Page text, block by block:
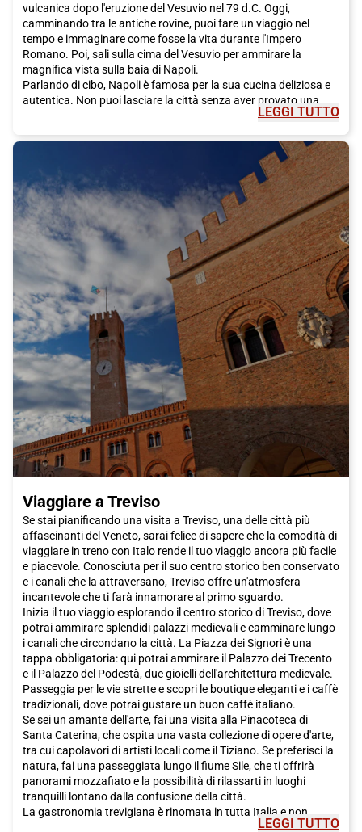
vulcanica dopo l'eruzione del Vesuvio nel 79 d.C. Oggi,
camminando tra le antiche rovine, puoi fare un viaggio nel
tempo e immaginare come fosse la vita durante l'Impero
Romano. Poi, sali sulla cima del Vesuvio per ammirare la
magnifica vista sulla baia di Napoli.
Parlando di cibo, Napoli è famosa per la sua cucina deliziosa e
autentica. Non puoi lasciare la città senza aver provato una
vera pizza napoletana. Fai una sosta in una delle pizzerie
formaggio fuso e la crosta morbida. Assaggia anche la famosa
pasta con le vongole, il ragù napoletano e gli arancini, sfiziose
palline di riso ripiene. E per dolce, non dimenticare di provare la
sfogliatella o il babà, dolci tradizionali napoletani.
Per rilassarti e goderti il sole, fai una visita alla famosa spiaggia
di Posillipo, situata su una delle colline di Napoli. Ammira la
vista panoramica sulla baia e il Vesuvio mentre ti rilassi sulla
sabbia calda. Se sei un appassionato di storia e arte, non puoi
perderti la visita al Museo di Capodimonte, che ospita una
vasta collezione di dipinti, sculture e oggetti d'arte.
Per raggiungere Napoli in modo rapido e confortevole, ti
consigliamo di scegliere il treno Italo. Con Italo, potrai goderti
un viaggio piacevole e rilassante, con collegamenti frequenti da
molte città italiane. Il treno ti porterà direttamente nel cuore di
Napoli, permettendoti di iniziare la tua avventura senza stress.
Quindi, cosa stai aspettando? Pianifica il tuo viaggio a Napoli e
scopri la bellezza e i sapori autentici di questa affascinante
città. Acquista subito il tuo biglietto Italo per Napoli e preparati
a vivere un'esperienza indimenticabile!
LEGGI TUTTO
Viaggiare a Treviso
Se stai pianificando una visita a Treviso, una delle città più
affascinanti del Veneto, sarai felice di sapere che la comodità di
viaggiare in treno con Italo rende il tuo viaggio ancora più facile
e piacevole. Conosciuta per il suo centro storico ben conservato
e i canali che la attraversano, Treviso offre un'atmosfera
incantevole che ti farà innamorare al primo sguardo.
Inizia il tuo viaggio esplorando il centro storico di Treviso, dove
potrai ammirare splendidi palazzi medievali e camminare lungo
i canali che circondano la città. La Piazza dei Signori è una
tappa obbligatoria: qui potrai ammirare il Palazzo dei Trecento
e il Palazzo del Podestà, due gioielli dell'architettura medievale.
Passeggia per le vie strette e scopri le boutique eleganti e i caffè
tradizionali, dove potrai gustare un buon caffè italiano.
Se sei un amante dell'arte, fai una visita alla Pinacoteca di
Santa Caterina, che ospita una vasta collezione di opere d'arte,
tra cui capolavori di artisti locali come il Tiziano. Se preferisci la
natura, fai una passeggiata lungo il fiume Sile, che ti offrirà
panorami mozzafiato e la possibilità di rilassarti in luoghi
tranquilli lontano dalla confusione della città.
La gastronomia trevigiana è rinomata in tutta Italia e non
potrai lasciare la città senza assaggiare alcuni piatti locali.
LEGGI TUTTO